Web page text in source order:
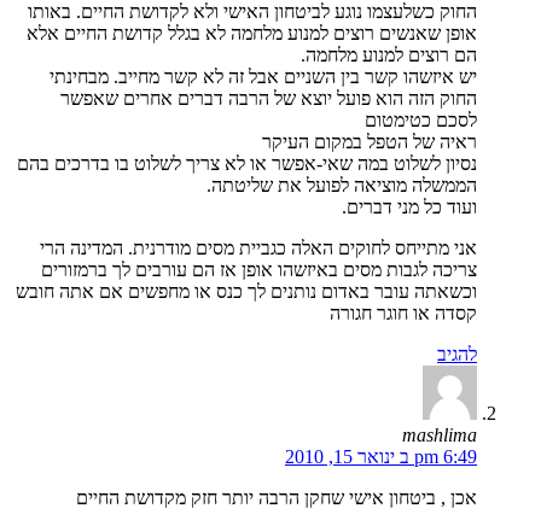
החוק כשלעצמו נוגע לביטחון האישי ולא לקדושת החיים. באותו
אופן שאנשים רוצים למנוע מלחמה לא בגלל קדושת החיים אלא
הם רוצים למנוע מלחמה.
יש איזשהו קשר בין השניים אבל זה לא קשר מחייב. מבחינתי
החוק הזה הוא פועל יוצא של הרבה דברים אחרים שאפשר
לסכם כטימטום
ראיה של הטפל במקום העיקר
נסיון לשלוט במה שאי-אפשר או לא צריך לשלוט בו בדרכים בהם
הממשלה מוציאה לפועל את שליטתה.
ועוד כל מני דברים.
אני מתייחס לחוקים האלה כגביית מסים מודרנית. המדינה הרי
צריכה לגבות מסים באיזשהו אופן אז הם עורבים לך ברמזורים
וכשאתה עובר באדום נותנים לך כנס או מחפשים אם אתה חובש
קסדה או חוגר חגורה
להגיב
mashlima
6:49 pm ב ינואר 15, 2010
אכן , ביטחון אישי שחקן הרבה יותר חזק מקדושת החיים